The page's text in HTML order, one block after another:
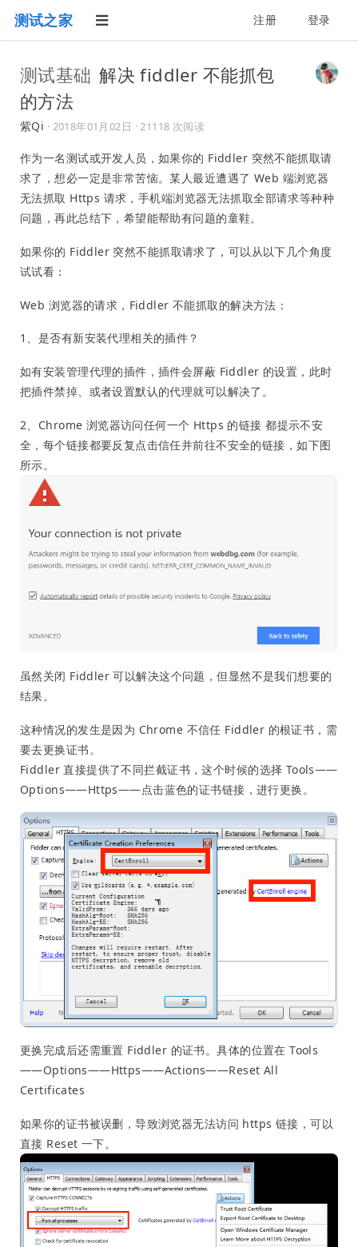
测试之家 注册 登录
测试基础 解决 fiddler 不能抓包
的方法
紫Qi · 2018年01月02日 · 21118 次阅读
作为一名测试或开发人员，如果你的 Fiddler 突然不能抓取请
求了，想必一定是非常苦恼。某人最近遭遇了 Web 端浏览器
无法抓取 Https 请求，手机端浏览器无法抓取全部请求等种种
问题，再此总结下，希望能帮助有问题的童鞋。
如果你的 Fiddler 突然不能抓取请求了，可以从以下几个角度
试试看：
Web 浏览器的请求，Fiddler 不能抓取的解决方法：
1、是否有新安装代理相关的插件？
如有安装管理代理的插件，插件会屏蔽 Fiddler 的设置，此时
把插件禁掉、或者设置默认的代理就可以解决了。
2、Chrome 浏览器访问任何一个 Https 的链接 都提示不安
全，每个链接都要反复点击信任并前往不安全的链接，如下图
所示。
虽然关闭 Fiddler 可以解决这个问题，但显然不是我们想要的
结果。
这种情况的发生是因为 Chrome 不信任 Fiddler 的根证书，需
要去更换证书。
Fiddler 直接提供了不同拦截证书，这个时候的选择 Tools——
Options——Https——点击蓝色的证书链接，进行更换。
更换完成后还需重置 Fiddler 的证书。具体的位置在 Tools
——Options——Https——Actions——Reset All
Certificates
如果你的证书被误删，导致浏览器无法访问 https 链接，可以
直接 Reset 一下。